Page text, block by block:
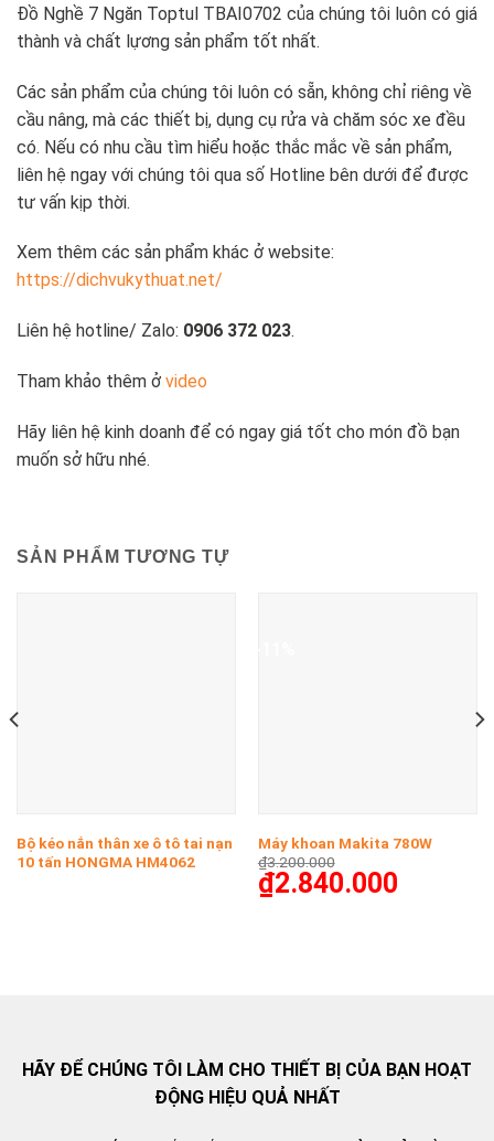
Đồ Nghề 7 Ngăn Toptul TBAI0702 của chúng tôi luôn có giá
thành và chất lựơng sản phẩm tốt nhất.
Các sản phẩm của chúng tôi luôn có sẵn, không chỉ riêng về
cầu nâng, mà các thiết bị, dụng cụ rửa và chăm sóc xe đều
có. Nếu có nhu cầu tìm hiểu hoặc thắc mắc về sản phẩm,
liên hệ ngay với chúng tôi qua số Hotline bên dưới để được
tư vấn kịp thời.
Xem thêm các sản phẩm khác ở website:
https://dichvukythuat.net/
Liên hệ hotline/ Zalo: 0906 372 023.
Tham khảo thêm ở video
Hãy liên hệ kinh doanh để có ngay giá tốt cho món đồ bạn
muốn sở hữu nhé.
SẢN PHẨM TƯƠNG TỰ
Bộ kéo nắn thân xe ô tô tai nạn
10 tấn HONGMA HM4062
Máy khoan Makita 780W
₫3.200.000
₫2.840.000
HÃY ĐỂ CHÚNG TÔI LÀM CHO THIẾT BỊ CỦA BẠN HOẠT
ĐỘNG HIỆU QUẢ NHẤT